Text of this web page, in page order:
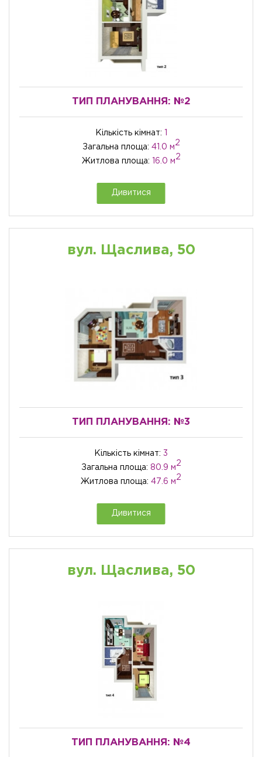
ТИП ПЛАНУВАННЯ: №2
Кількість кімнат:
Загальна площа: 41.0 м
2
Житлова площа: 16.0 м
2
Дивитися
вул. Щаслива, 50
ТИП ПЛАНУВАННЯ: №3
Кількість кімнат: 3
Загальна площа: 80.9 м
2
Житлова площа: 47.6 м
2
Дивитися
вул. Щаслива, 50
ТИП ПЛАНУВАННЯ: №4